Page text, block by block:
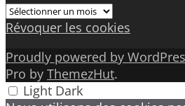
Archives
Révoquer les cookies
Proudly powered by
Pro by ThemezHut.
Light Dark